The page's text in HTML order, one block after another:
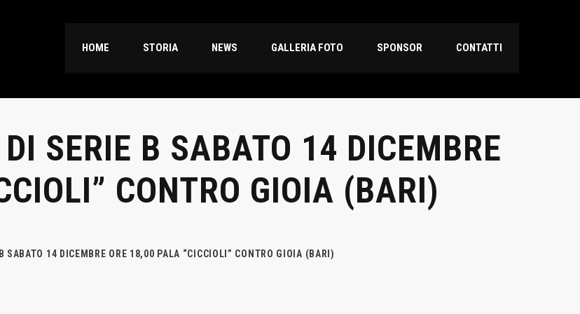
HOME STORIA NEWS GALLERIA FOTO SPONSOR CONTATTI
SERIE B SABATO 14 DICEMBRE
CONTRO GIOIA (BARI)
SABATO 14 DICEMBRE ORE 18,00 PALA “CICCIOLI” CONTRO GIOIA (BARI)